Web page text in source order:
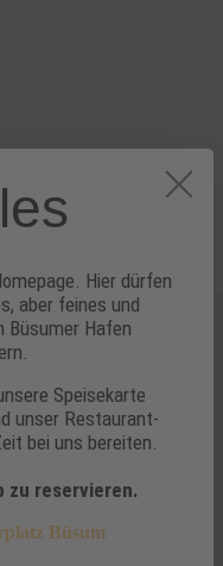
authentische Küche
Ausblick auf
Leuchtturm.
neu gestalteten
Hier dürfen
aber feines und
Hafen
Speisekarte
unser Restaurant-
bei uns bereiten.
zu reservieren.